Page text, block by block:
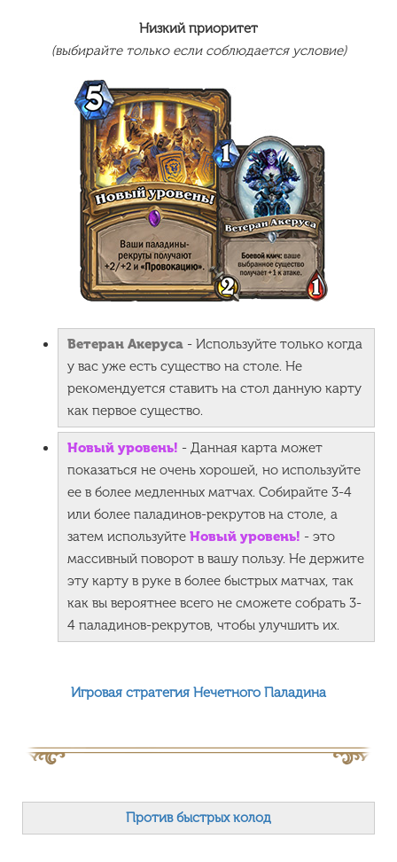
Низкий приоритет
(выбирайте только если соблюдается условие)
Ветеран Акеруса - Используйте только когда
у вас уже есть существо на столе. Не
рекомендуется ставить на стол данную карту
как первое существо.
Новый уровень! - Данная карта может
показаться не очень хорошей, но используйте
ее в более медленных матчах. Собирайте 3-4
или более паладинов-рекрутов на столе, а
затем используйте Новый уровень! - это
массивный поворот в вашу пользу. Не держите
эту карту в руке в более быстрых матчах, так
как вы вероятнее всего не сможете собрать 3-
4 паладинов-рекрутов, чтобы улучшить их.
Игровая стратегия Нечетного Паладина
Против быстрых колод